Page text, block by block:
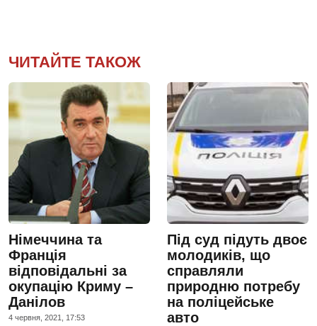
ЧИТАЙТЕ ТАКОЖ
Німеччина та
Франція
відповідальні за
окупацію Криму –
Данілов
4 червня, 2021, 17:53
Під суд підуть двоє
молодиків, що
справляли
природню потребу
на поліцейське
авто